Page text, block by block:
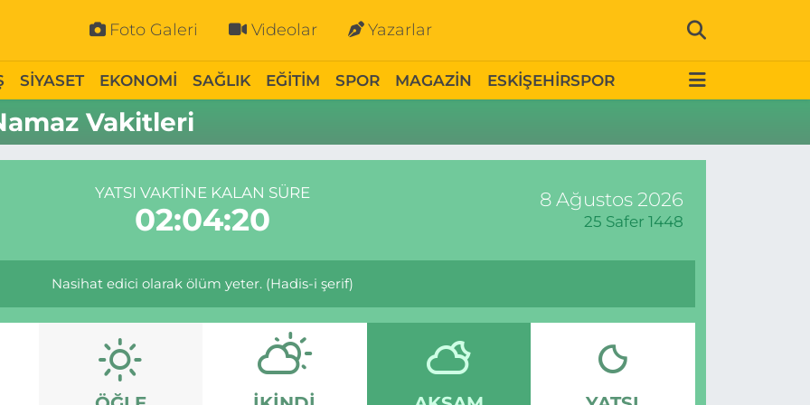
Foto Galeri Videolar Yazarlar
SİYASET EKONOMİ SAĞLIK EĞİTİM SPOR MAGAZİN ESKİŞEHİRSPOR
Vakitleri
YATSI VAKTINE KALAN SÜRE
02:04:20
8 Ağustos 2026
25 Safer 1448
Nasihat edici olarak ölüm yeter. (Hadis-i şerif)